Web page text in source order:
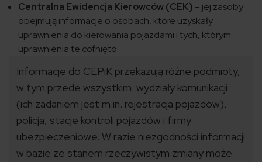
Centralna Ewidencja Kierowców (CEK) – jej zasoby
obejmują informacje o osobach, które uzyskały
uprawnienia do kierowania pojazdami i tych, którym
uprawnienia te cofnięto.
Informacje do CEPiK przekazują różne podmioty,
w tym przede wszystkim: wydziały komunikacji
(ich zadaniem jest m.in. rejestracja pojazdów),
policja, stacje kontroli pojazdów i firmy
ubezpieczeniowe. W razie niezgodności informacji
w bazie ze stanem rzeczywistym zmiany może